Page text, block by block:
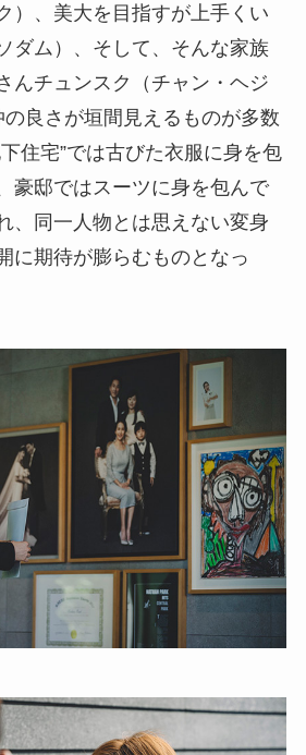
）、美大を目指すが上手くい
ダム）、そして、そんな家族
んチュンスク（チャン・ヘジ
良さが垣間見えるものが多数
住宅”では古びた衣服に身を包
豪邸ではスーツに身を包んで
、同一人物とは思えない変身
に期待が膨らむものとなっ